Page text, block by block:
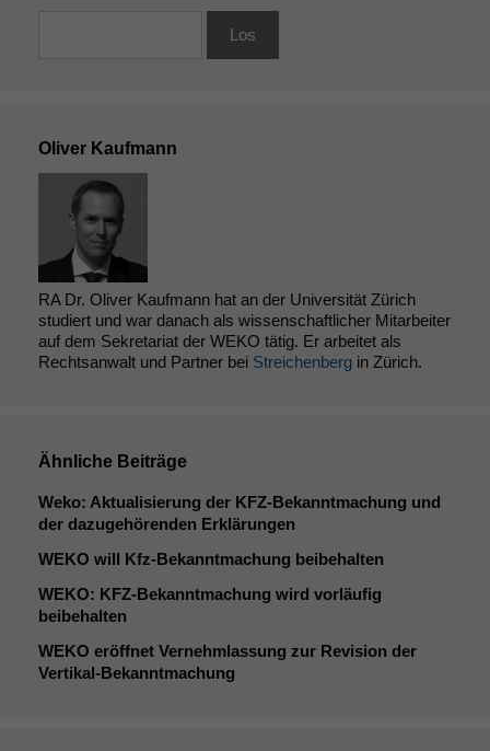
Oliver Kaufmann
RA Dr. Oliver Kaufmann hat an der Universität Zürich
studiert und war danach als wissenschaftlicher Mitarbeiter
auf dem Sekretariat der WEKO tätig. Er arbeitet als
Rechtsanwalt und Partner bei Streichenberg in Zürich.
Ähnliche Beiträge
Weko: Aktualisierung der KFZ-Bekanntmachung und
der dazugehörenden Erklärungen
WEKO will Kfz-Bekanntmachung beibehalten
WEKO: KFZ-Bekanntmachung wird vorläufig
beibehalten
WEKO eröffnet Vernehmlassung zur Revision der
Vertikal-Bekanntmachung